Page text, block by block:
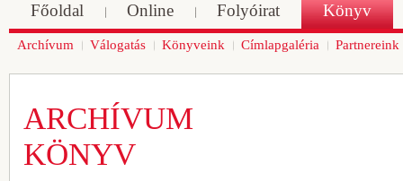
Főoldal Online Folyóirat Könyv
Archívum Válogatás Könyveink Címlapgaléria Partnereink
ARCHÍVUM
KÖNYV